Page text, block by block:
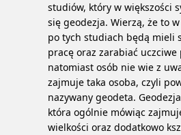
studiów, który w większości
się geodezja. Wierzą, że to
po tych studiach będą mieli
pracę oraz zarabiać uczciwe
natomiast osób nie wie z
zajmuje taka osoba, czyli
nazywany geodeta.
która ogólnie mówiąc
wielkości oraz dodatkowo